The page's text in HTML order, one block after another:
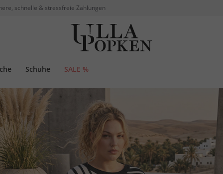
schnelle & stressfreie Zahlungen
Schuhe SALE %